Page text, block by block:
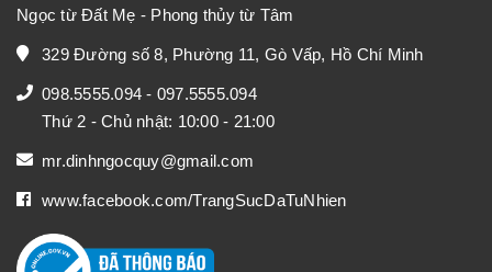
Ngọc từ Đất Mẹ - Phong thủy từ Tâm
329 Đường số 8, Phường 11, Gò Vấp, Hồ Chí Minh
098.5555.094 - 097.5555.094
Thứ 2 - Chủ nhật: 10:00 - 21:00
mr.dinhngocquy@gmail.com
www.facebook.com/TrangSucDaTuNhien